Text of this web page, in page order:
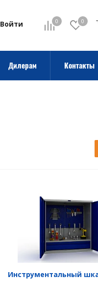
0 0
Войти
Дилерам Контакты
Инструментальный